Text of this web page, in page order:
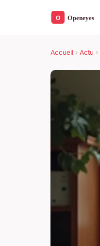
Accueil › Actu ›